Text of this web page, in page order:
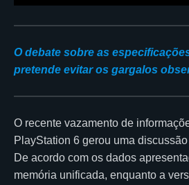
O debate sobre as
pretende evitar os gargalos
O recente vazamento de
PlayStation 6 gerou uma
De acordo com os dados
memória unificada, enquanto a